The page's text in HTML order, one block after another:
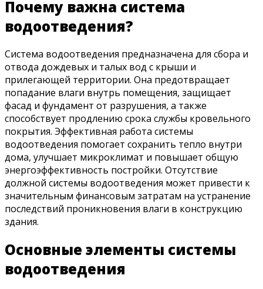
Почему важна система
водоотведения?
Система водоотведения предназначена для сбора и
отвода дождевых и талых вод с крыши и
прилегающей территории. Она предотвращает
попадание влаги внутрь помещения, защищает
фасад и фундамент от разрушения, а также
способствует продлению срока службы кровельного
покрытия. Эффективная работа системы
водоотведения помогает сохранить тепло внутри
дома, улучшает микроклимат и повышает общую
энергоэффективность постройки. Отсутствие
должной системы водоотведения может привести к
значительным финансовым затратам на устранение
последствий проникновения влаги в конструкцию
здания.
Основные элементы системы
водоотведения